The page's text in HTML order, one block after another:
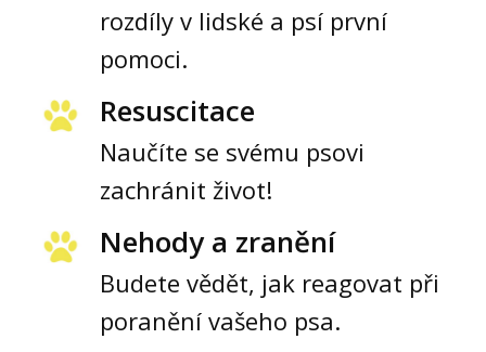
rozdíly v lidské a psí první
pomoci.
Resuscitace
Naučíte se svému psovi
zachránit život!
Nehody a zranění
Budete vědět, jak reagovat při
poranění vašeho psa.